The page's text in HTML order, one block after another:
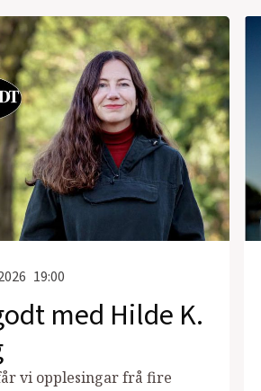
19:00
med Hilde K.
vi opplesingar frå fire